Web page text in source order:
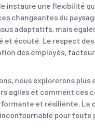
instaure une flexibilité
changeantes du
adaptatifs, mais
et écouté. Le respect
des employés,
nous explorerons
agiles et comment
et résiliente. La
pour toute